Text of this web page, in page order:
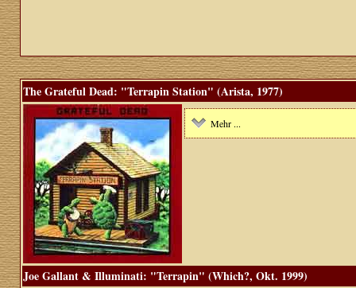
The Grateful Dead: "Terrapin Station" (Arista, 1977)
Mehr ...
Joe Gallant & Illuminati: "Terrapin" (Which?, Okt. 1999)